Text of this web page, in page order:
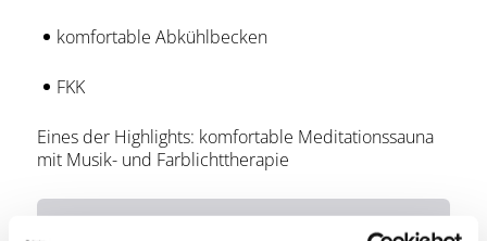
komfortable Abkühlbecken
FKK
Eines der Highlights: komfortable Meditationssauna
mit Musik- und Farblichttherapie